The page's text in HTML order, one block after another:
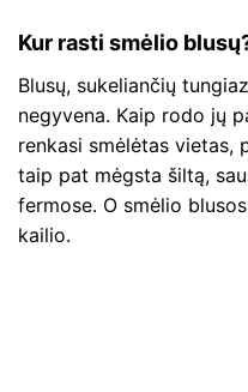
Kur rasti smėlio
Blusų, sukeliančių
negyvena. Kaip rodo jų
renkasi smėlėtas vietas,
taip pat mėgsta šiltą,
fermose. O smėlio
kailio.